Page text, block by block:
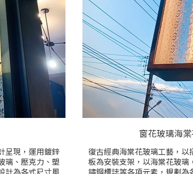
呈現，運用鍍鋅
璃、壓克力、塑
計為各式尺寸風
窗花玻璃海
復古經典海棠花玻璃工藝，
板為安裝支架，以海棠花玻
鏽鋼標誌等各項元素，規劃為